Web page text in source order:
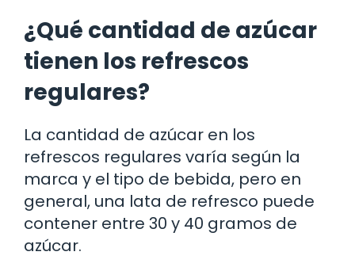
¿Qué cantidad de azúcar
tienen los refrescos
regulares?
La cantidad de azúcar en los
refrescos regulares varía según la
marca y el tipo de bebida, pero en
general, una lata de refresco puede
contener entre 30 y 40 gramos de
azúcar.